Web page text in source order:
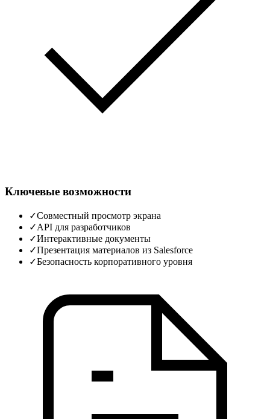
Ключевые возможности
✓Совместный просмотр экрана
✓API для разработчиков
✓Интерактивные документы
✓Презентация материалов из Salesforce
✓Безопасность корпоративного уровня